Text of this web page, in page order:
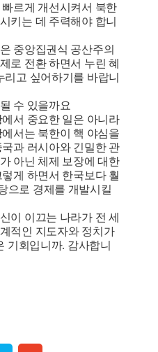
르게 개선시켜서 북한
키는 데 주력해야 합니
중앙집권식 공산주의
로 전환 하면서 누린 혜
고 싶어하기를 바랍니
수 있을까요
서 중요한 일은 아니라
서는 북한이 핵 야심을
과 러시아와 긴밀한 관
아닌 체제 보장에 대한
게 하면서 한국보다 훨
으로 경제를 개발시킬
이 이끄는 나라가 전 세
적인 지도자와 정치가
기회입니까. 감사합니